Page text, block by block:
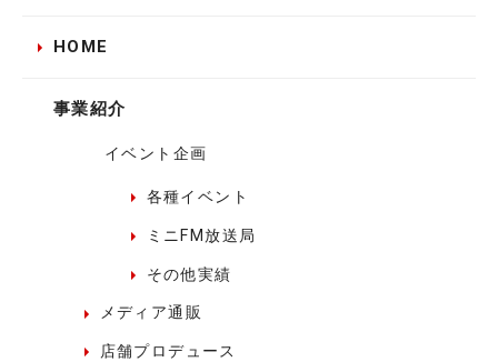
HOME
事業紹介
イベント企画
各種イベント
ミニFM放送局
その他実績
メディア通販
店舗プロデュース